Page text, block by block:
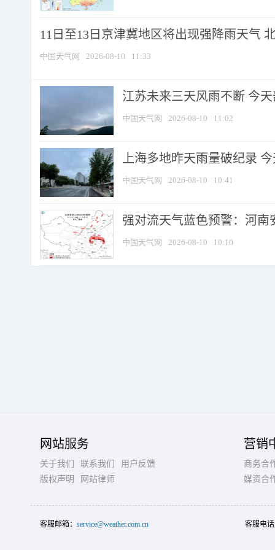
11日至13日京津冀地区将出现强降雨天气
中国天气网 2026-08-10 11:33
江苏未来三天风雨不断 今
中国天气网 2026-08-10 11:02
上海多地昨天雨量破纪录
中国天气网 2026-08-10 10:41
强对流天气蓝色预警：河南
中国天气网 2026-08-10 10:10
网站服务
关于我们 联系我们
用户反馈
版权声明
网站律师
营销
商务合
媒资合
客服邮箱： service@weather.com.cn 客服电